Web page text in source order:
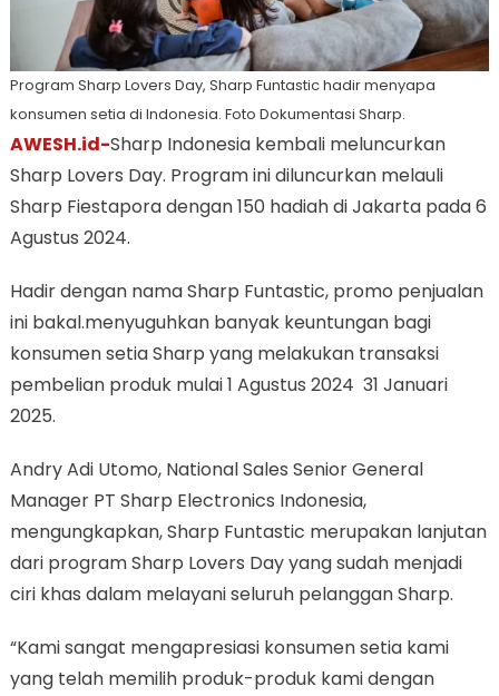
Program Sharp Lovers Day, Sharp Funtastic hadir menyapa
konsumen setia di Indonesia. Foto Dokumentasi Sharp.
AWESH.id-Sharp Indonesia kembali meluncurkan
Sharp Lovers Day. Program ini diluncurkan melauli
Sharp Fiestapora dengan 150 hadiah di Jakarta pada 6
Agustus 2024.
Hadir dengan nama Sharp Funtastic, promo penjualan
ini bakal.menyuguhkan banyak keuntungan bagi
konsumen setia Sharp yang melakukan transaksi
pembelian produk mulai 1 Agustus 2024 31 Januari
2025.
Andry Adi Utomo, National Sales Senior General
Manager PT Sharp Electronics Indonesia,
mengungkapkan, Sharp Funtastic merupakan lanjutan
dari program Sharp Lovers Day yang sudah menjadi
ciri khas dalam melayani seluruh pelanggan Sharp.
“Kami sangat mengapresiasi konsumen setia kami
yang telah memilih produk-produk kami dengan